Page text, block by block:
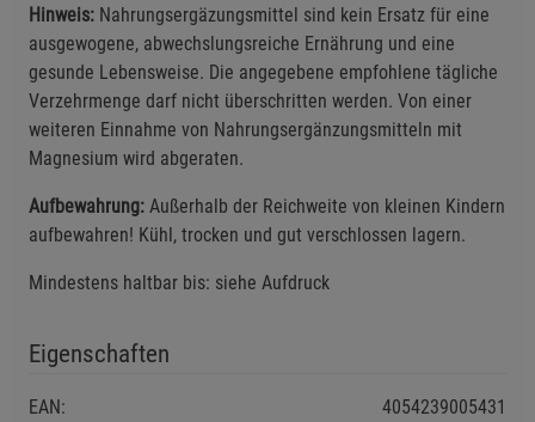
Hinweis: Nahrungsergäzungsmittel sind kein Ersatz für eine
ausgewogene, abwechslungsreiche Ernährung und eine
gesunde Lebensweise. Die angegebene empfohlene tägliche
Verzehrmenge darf nicht überschritten werden. Von einer
weiteren Einnahme von Nahrungsergänzungsmitteln mit
Magnesium wird abgeraten.
Aufbewahrung: Außerhalb der Reichweite von kleinen Kindern
aufbewahren! Kühl, trocken und gut verschlossen lagern.
Mindestens haltbar bis: siehe Aufdruck
Eigenschaften
EAN:
4054239005431
Einstellungen speichern für die GruppeEinstellungen speichern für die Gruppe
Zurück Einstellungen speichern für die Gruppe
Einwilligung nicht erteilen
Notwendige Cookies (5)
Beschreibung Funktionale Cookies